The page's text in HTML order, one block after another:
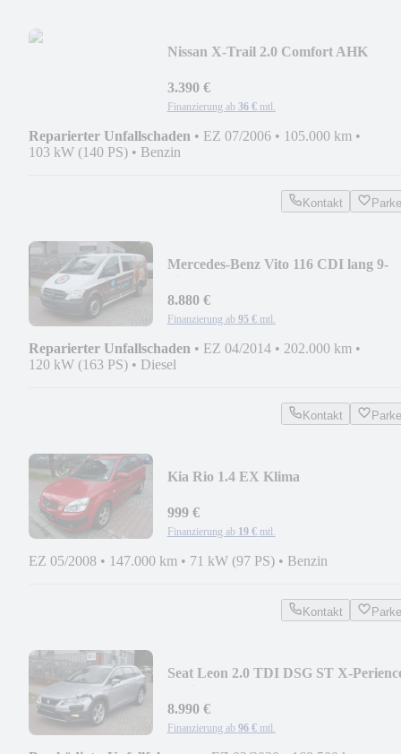
Nissan X-Trail 2.0 Comfort AHK
3.390 €
Finanzierung ab 36 € mtl.
Reparierter Unfallschaden • EZ 07/2006 • 105.000 km •
103 kW (140 PS) • Benzin
Kontakt
Mercedes-Benz Vito 116 CDI lang 9-
8.880 €
Finanzierung ab 95 € mtl.
Reparierter Unfallschaden • EZ 04/2014 • 202.000 km •
120 kW (163 PS) • Diesel
Kontakt
Kia Rio 1.4 EX Klima
999 €
Finanzierung ab 19 € mtl.
EZ 05/2008 • 147.000 km • 71 kW (97 PS) • Benzin
Kontakt
Seat Leon 2.0 TDI DSG ST X-
8.990 €
Finanzierung ab 96 € mtl.